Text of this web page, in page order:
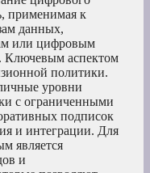
применимая к
данных,
или цифровым
Ключевым аспектом
политики.
уровни
с ограниченными
подписок
и интеграции. Для
является
и